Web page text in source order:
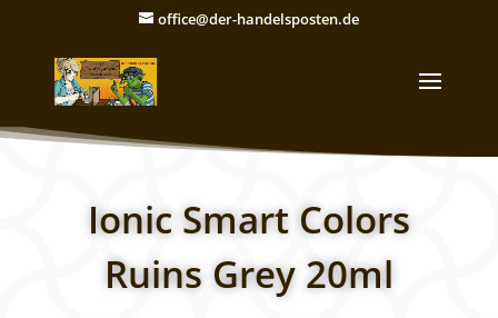
office@der-handelsposten.de
Ionic Smart Colors
Ruins Grey 20ml